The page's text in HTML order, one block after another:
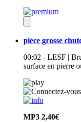
pièce grosse
00:02 - LESF |
surface en pierre
MP3 2,40€